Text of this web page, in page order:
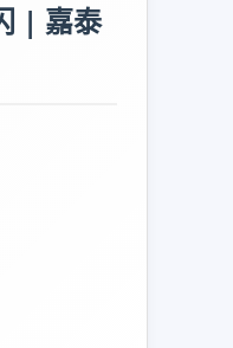
| 嘉泰